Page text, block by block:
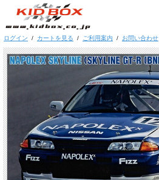
ログイン / カートを見る / ご利用案内 / お問い合わせ